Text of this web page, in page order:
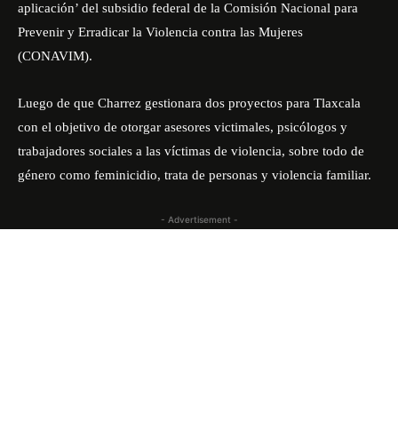
aplicación’ del subsidio federal de la Comisión Nacional para
Prevenir y Erradicar la Violencia contra las Mujeres
(CONAVIM).
Luego de que Charrez gestionara dos proyectos para Tlaxcala
con el objetivo de otorgar asesores victimales, psicólogos y
trabajadores sociales a las víctimas de violencia, sobre todo de
género como feminicidio, trata de personas y violencia familiar.
- Advertisement -